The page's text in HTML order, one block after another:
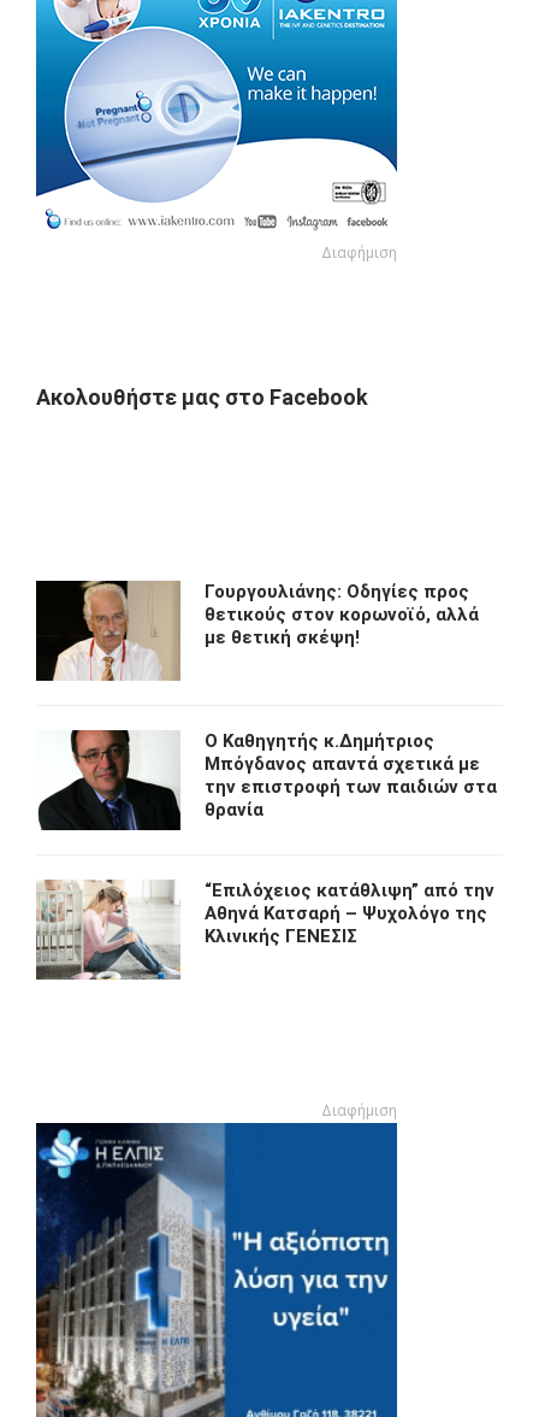
Διαφήμιση
Διαφήμιση
Ακολουθήστε μας στο Facebook
Γουργουλιάνης: Οδηγίες προς
θετικούς στον κορωνοϊό, αλλά
με θετική σκέψη!
O Kαθηγητής κ.Δημήτριος
Μπόγδανος απαντά σχετικά με
την επιστροφή των παιδιών στα
θρανία
“Eπιλόχειος κατάθλιψη” από την
Αθηνά Κατσαρή – Ψυχολόγο της
Κλινικής ΓΕΝΕΣΙΣ
Διαφήμιση